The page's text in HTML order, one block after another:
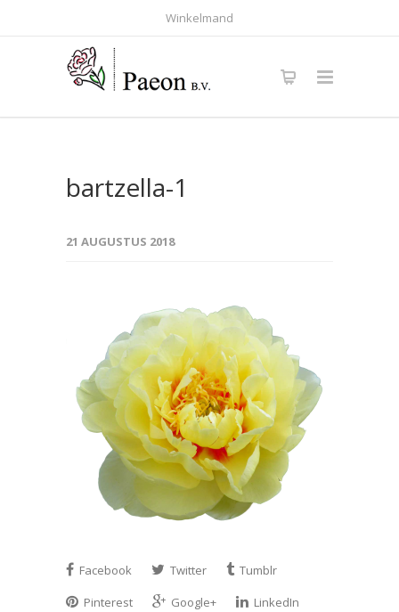
Winkelmand
bartzella-1
21 AUGUSTUS 2018
Facebook Twitter
Tumblr
Pinterest
Google+
LinkedIn